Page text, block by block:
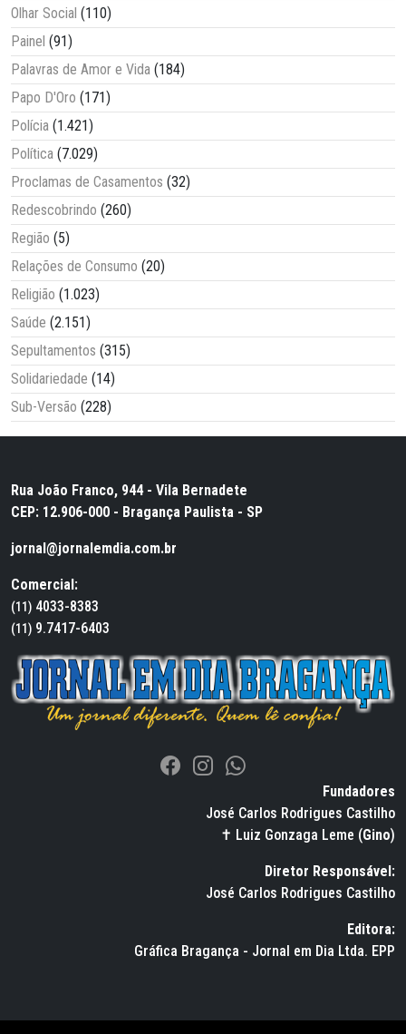
Olhar Social (110)
Painel (91)
Palavras de Amor e Vida (184)
Papo D'Oro (171)
Polícia (1.421)
Política (7.029)
Proclamas de Casamentos (32)
Redescobrindo (260)
Região (5)
Relações de Consumo (20)
Religião (1.023)
Saúde (2.151)
Sepultamentos (315)
Solidariedade (14)
Sub-Versão (228)
Rua João Franco, 944 - Vila Bernadete
CEP: 12.906-000 - Bragança Paulista - SP
jornal@jornalemdia.com.br
Comercial:
(11) 4033-8383
(11) 9.7417-6403
Fundadores
José Carlos Rodrigues Castilho
✝ Luiz Gonzaga Leme (Gino)
Diretor Responsável:
José Carlos Rodrigues Castilho
Editora:
Gráfica Bragança - Jornal em Dia Ltda. EPP